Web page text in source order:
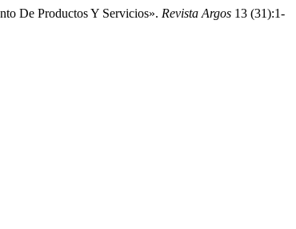
De Productos Y Servicios». Revista Argos 13 (31):1-